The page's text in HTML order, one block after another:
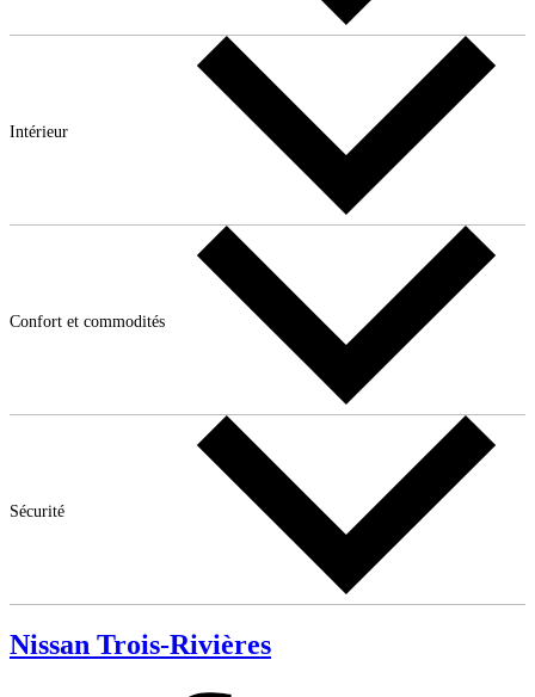
Intérieur
Confort et commodités
Sécurité
Nissan Trois-Rivières